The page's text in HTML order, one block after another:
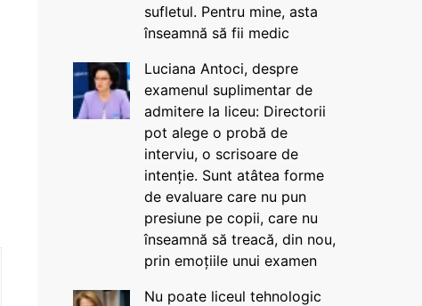
sufletul. Pentru mine, asta
înseamnă să fii medic
Luciana Antoci, despre
examenul suplimentar de
admitere la liceu: Directorii
pot alege o probă de
interviu, o scrisoare de
intenție. Sunt atâtea forme
de evaluare care nu pun
presiune pe copii, care nu
înseamnă să treacă, din nou,
prin emoțiile unui examen
Nu poate liceul tehnologic